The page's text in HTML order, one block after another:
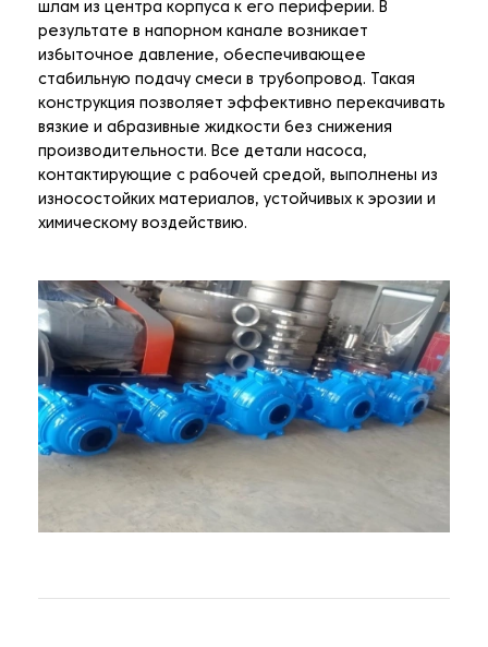
шлам из центра корпуса к его периферии. В
результате в напорном канале возникает
избыточное давление, обеспечивающее
стабильную подачу смеси в трубопровод. Такая
конструкция позволяет эффективно перекачивать
вязкие и абразивные жидкости без снижения
производительности. Все детали насоса,
контактирующие с рабочей средой, выполнены из
износостойких материалов, устойчивых к эрозии и
химическому воздействию.